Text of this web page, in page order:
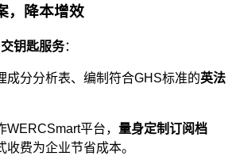
，降本增效
交钥匙服务：
成分分析表、编制符合GHS标准的英法
WERCSmart平台， 量身定制订阅档
收费为企业节省成本。